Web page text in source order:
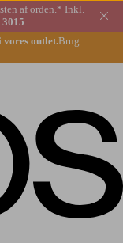
af orden.* Inkl.
outlet.Brug